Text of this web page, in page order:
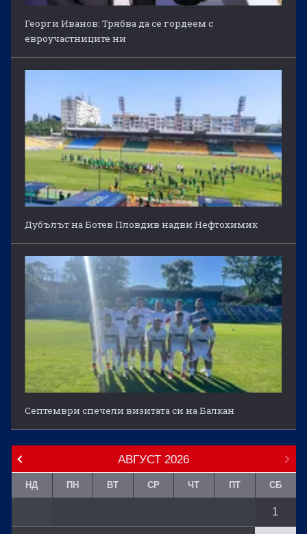
Георги Иванов: Трябва да се гордеем с
евроучастниците ни
Дубълът на Ботев Пловдив надви Нефтохимик
Септември спечели визитата си на Балкан
АВГУСТ 2026
НД ПН ВТ СР ЧТ ПТ СБ
1